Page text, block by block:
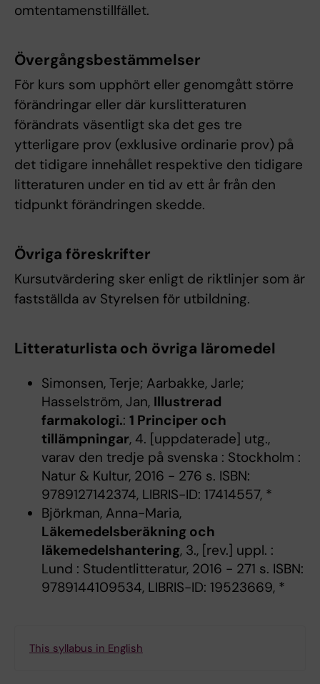
omtentamenstillfället.
Övergångsbestämmelser
För kurs som upphört eller genomgått större
förändringar eller där kurslitteraturen
förändrats väsentligt ska det ges tre
ytterligare prov (exklusive ordinarie prov) på
det tidigare innehållet respektive den tidigare
litteraturen under en tid av ett år från den
tidpunkt förändringen skedde.
Övriga föreskrifter
Kursutvärdering sker enligt de riktlinjer som är
fastställda av Styrelsen för utbildning.
Litteraturlista och övriga läromedel
Simonsen, Terje; Aarbakke, Jarle;
Hasselström, Jan, Illustrerad
farmakologi.: 1 Principer och
tillämpningar, 4. [uppdaterade] utg.,
varav den tredje på svenska : Stockholm :
Natur & Kultur, 2016 - 276 s. ISBN:
9789127142374, LIBRIS-ID: 17414557, *
Björkman, Anna-Maria,
Läkemedelsberäkning och
läkemedelshantering, 3., [rev.] uppl. :
Lund : Studentlitteratur, 2016 - 271 s. ISBN:
9789144109534, LIBRIS-ID: 19523669, *
This syllabus in English